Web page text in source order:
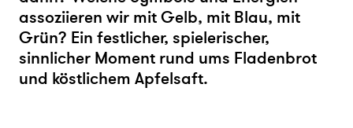
assoziieren wir mit Gelb, mit Blau, mit
Grün? Ein festlicher, spielerischer,
sinnlicher Moment rund ums Fladenbrot
und köstlichem Apfelsaft.